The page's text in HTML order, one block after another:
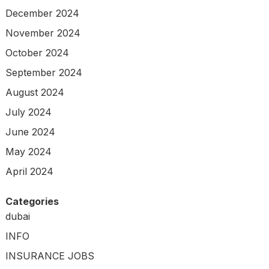
December 2024
November 2024
October 2024
September 2024
August 2024
July 2024
June 2024
May 2024
April 2024
Categories
dubai
INFO
INSURANCE JOBS